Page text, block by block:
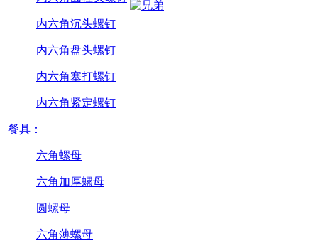
内六角沉头螺钉
内六角盘头螺钉
内六角塞打螺钉
内六角紧定螺钉
餐具：
六角螺母
六角加厚螺母
圆螺母
六角薄螺母